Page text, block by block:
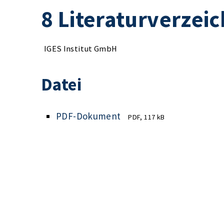
8
IGES Institut GmbH
Datei
PDF-Dokument PDF, 117 kB